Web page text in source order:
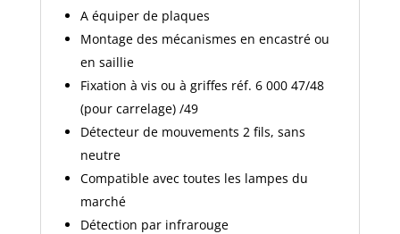
A équiper de plaques
Montage des mécanismes en encastré ou
en saillie
Fixation à vis ou à griffes réf. 6 000 47/48
(pour carrelage) /49
Détecteur de mouvements 2 fils, sans
neutre
Compatible avec toutes les lampes du
marché
Détection par infrarouge